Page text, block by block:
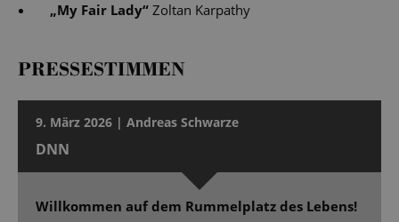
„My Fair Lady“ Zoltan Karpathy
PRESSESTIMMEN
9. März 2026 | Andreas Schwarze
DNN
Willkommen auf dem Rummelplatz des Lebens!